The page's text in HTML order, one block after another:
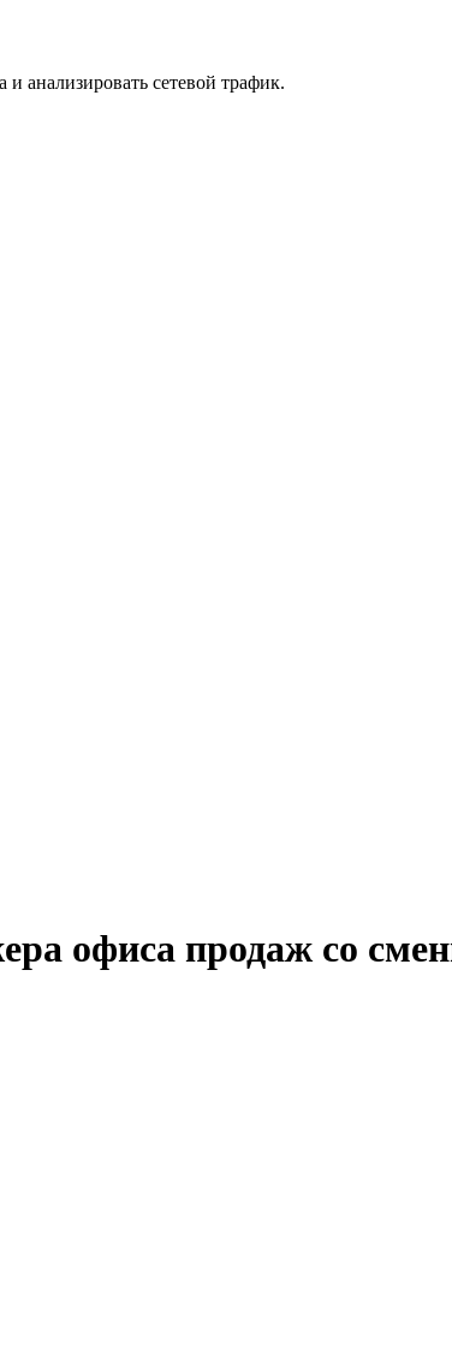
анализировать сетевой трафик.
офиса продаж со